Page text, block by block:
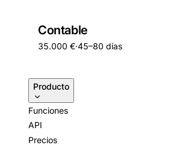
Contable
35.000 €·45–80 días
Producto
Funciones
API
Precios